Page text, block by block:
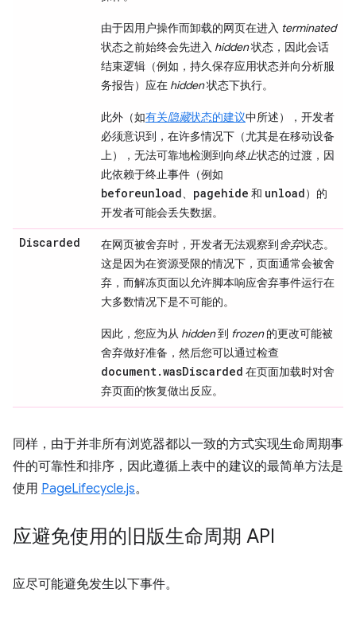
由于因用户操作而卸载的网页在进入 terminated
状态之前始终会先进入 hidden状态，因此会话
结束逻辑（例如，持久保存应用状态并向分析服
务报告）应在 hidden状态下执行。
此外（如有关隐藏状态的建议中所述），开发者
必须意识到，在许多情况下（尤其是在移动设备
上），无法可靠地检测到向终止状态的过渡，因
此依赖于终止事件（例如
beforeunload、 pagehide 和 unload）的
开发者可能会丢失数据。
Discarded 在网页被舍弃时，开发者无法观察到舍弃状态。
这是因为在资源受限的情况下，页面通常会被舍
弃，而解冻页面以允许脚本响应舍弃事件运行在
大多数情况下是不可能的。
因此，您应为从 hidden到 frozen的更改可能被
舍弃做好准备，然后您可以通过检查
document.wasDiscarded 在页面加载时对舍
弃页面的恢复做出反应。
同样，由于并非所有浏览器都以一致的方式实现生命周期事
件的可靠性和排序，因此遵循上表中的建议的最简单方法是
使用 PageLifecycle.js。
应避免使用的旧版生命周期 API
应尽可能避免发生以下事件。